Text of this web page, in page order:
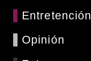
Entretención
Opinión